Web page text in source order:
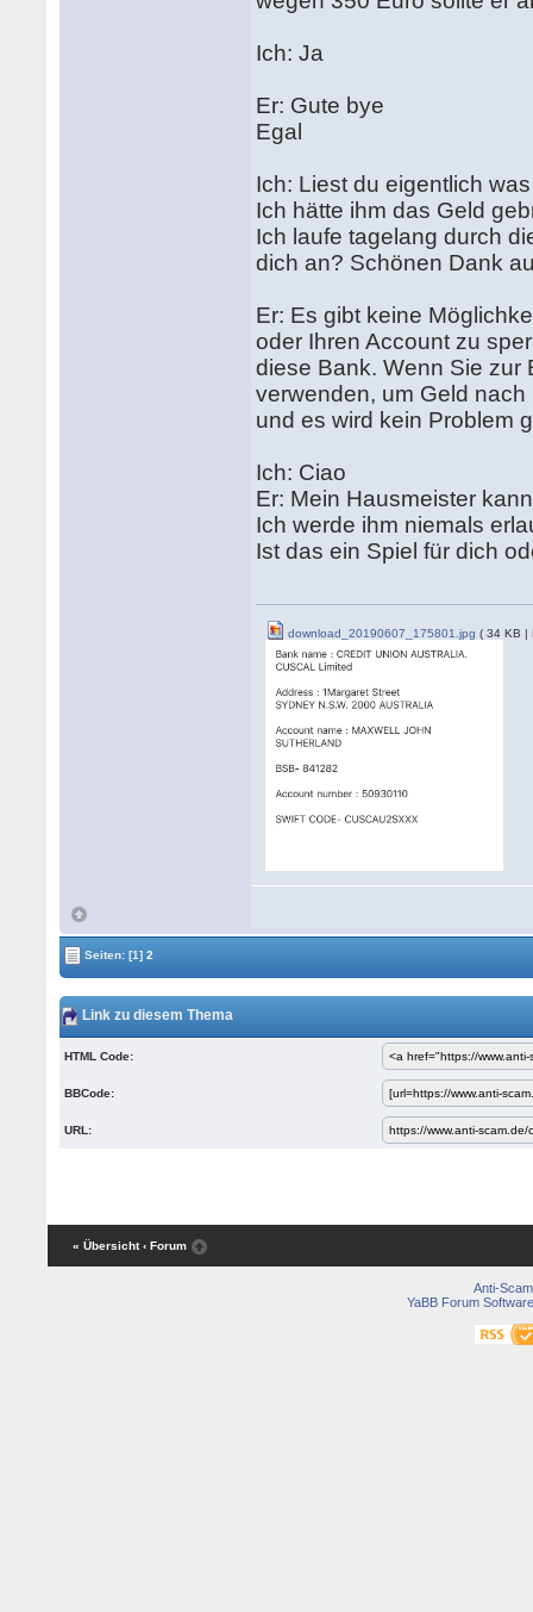
Ich: Ja
Er: Gute bye
Egal
Ich: Liest du eigentlich
Ich hätte ihm das Geld
Ich laufe tagelang durch
dich an? Schönen Dank
Er: Es gibt keine
oder Ihren Account zu
diese Bank. Wenn Sie zur
verwenden, um Geld
und es wird kein Problem
Ich: Ciao
Er: Mein Hausmeister
Ich werde ihm niemals
Ist das ein Spiel für dich
download_20190607_175801.jpg ( 34 KB |
Seiten:[1] 2
Link zu diesem Thema
HTML Code:
BBCode:
URL:
« Übersicht ‹ Forum
Anti-Scam
YaBB Forum Software